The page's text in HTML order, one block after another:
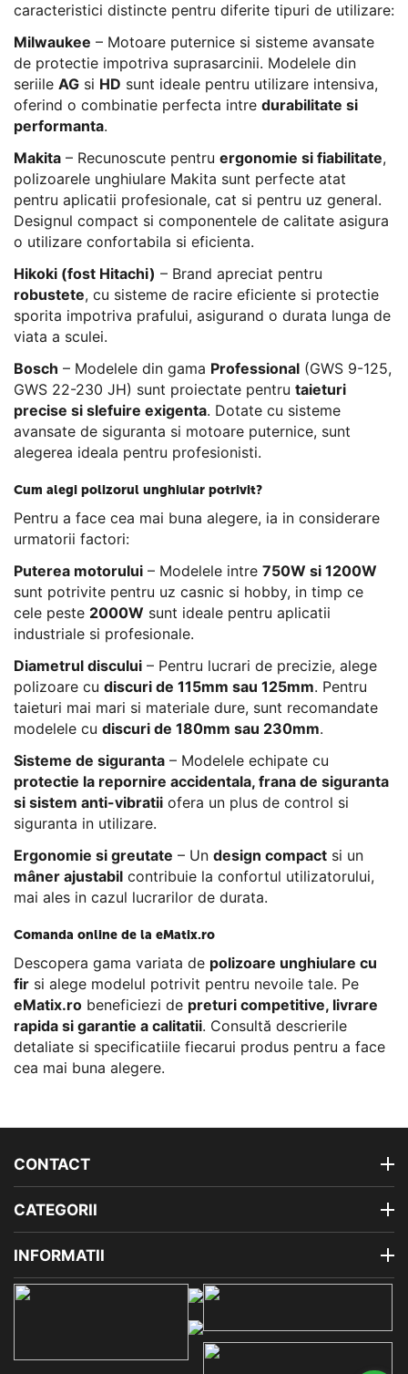
caracteristici distincte pentru diferite tipuri de utilizare:
Milwaukee – Motoare puternice si sisteme avansate
de protectie impotriva suprasarcinii. Modelele din
seriile AG si HD sunt ideale pentru utilizare intensiva,
oferind o combinatie perfecta intre durabilitate si
performanta.
Makita – Recunoscute pentru ergonomie si fiabilitate,
polizoarele unghiulare Makita sunt perfecte atat
pentru aplicatii profesionale, cat si pentru uz general.
Designul compact si componentele de calitate asigura
o utilizare confortabila si eficienta.
Hikoki (fost Hitachi) – Brand apreciat pentru
robustete, cu sisteme de racire eficiente si protectie
sporita impotriva prafului, asigurand o durata lunga de
viata a sculei.
Bosch – Modelele din gama Professional (GWS 9-125,
GWS 22-230 JH) sunt proiectate pentru taieturi
precise si slefuire exigenta. Dotate cu sisteme
avansate de siguranta si motoare puternice, sunt
alegerea ideala pentru profesionisti.
Cum alegi polizorul unghiular potrivit?
Pentru a face cea mai buna alegere, ia in considerare
urmatorii factori:
Puterea motorului – Modelele intre 750W si 1200W
sunt potrivite pentru uz casnic si hobby, in timp ce
cele peste 2000W sunt ideale pentru aplicatii
industriale si profesionale.
Diametrul discului – Pentru lucrari de precizie, alege
polizoare cu discuri de 115mm sau 125mm. Pentru
taieturi mai mari si materiale dure, sunt recomandate
modelele cu discuri de 180mm sau 230mm.
Sisteme de siguranta – Modelele echipate cu
protectie la repornire accidentala, frana de siguranta
si sistem anti-vibratii ofera un plus de control si
siguranta in utilizare.
Ergonomie si greutate – Un design compact si un
mâner ajustabil contribuie la confortul utilizatorului,
mai ales in cazul lucrarilor de durata.
Comanda online de la eMatix.ro
Descopera gama variata de polizoare unghiulare cu
fir si alege modelul potrivit pentru nevoile tale. Pe
eMatix.ro beneficiezi de preturi competitive, livrare
rapida si garantie a calitatii. Consultă descrierile
detaliate si specificatiile fiecarui produs pentru a face
cea mai buna alegere.
CONTACT
CATEGORII
INFORMATII